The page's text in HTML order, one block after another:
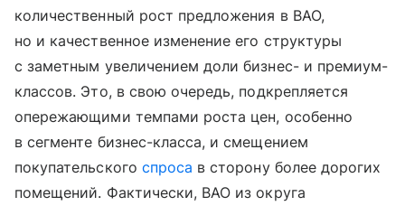
количественный рост предложения в ВАО,
но и качественное изменение его структуры
с заметным увеличением доли бизнес- и премиум-
классов. Это, в свою очередь, подкрепляется
опережающими темпами роста цен, особенно
в сегменте бизнес-класса, и смещением
покупательского спроса в сторону более дорогих
помещений. Фактически, ВАО из округа